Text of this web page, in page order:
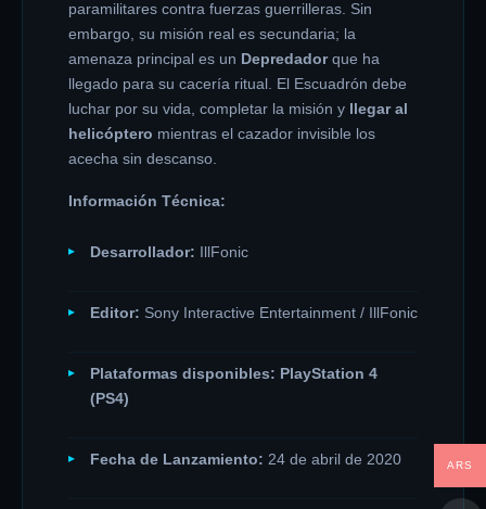
paramilitares contra fuerzas guerrilleras. Sin
embargo, su misión real es secundaria; la
amenaza principal es un Depredadorque ha
llegado para su cacería ritual. El Escuadrón debe
luchar por su vida, completar la misión y llegar al
helicóptero mientras el cazador invisible los
acecha sin descanso.
Información Técnica:
Desarrollador: IllFonic
Editor: Sony Interactive Entertainment / IllFonic
Plataformas disponibles: PlayStation 4
(PS4)
Fecha de Lanzamiento: 24 de abril de 2020 ARS